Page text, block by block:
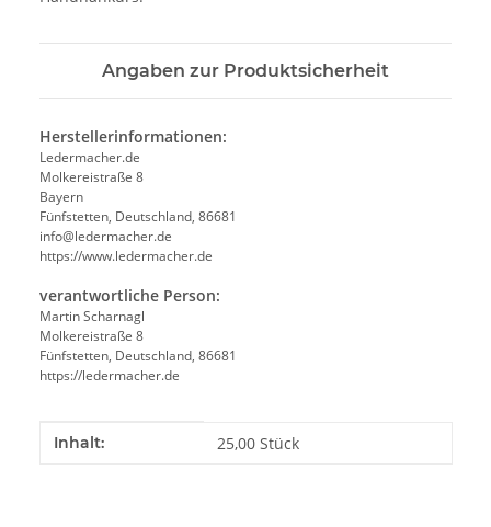
Angaben zur Produktsicherheit
Herstellerinformationen:
Ledermacher.de
Molkereistraße 8
Bayern
Fünfstetten, Deutschland, 86681
info@ledermacher.de
https://www.ledermacher.de
verantwortliche Person:
Martin Scharnagl
Molkereistraße 8
Fünfstetten, Deutschland, 86681
https://ledermacher.de
Produkteigenschaft
Wert
Inhalt: 25,00 Stück